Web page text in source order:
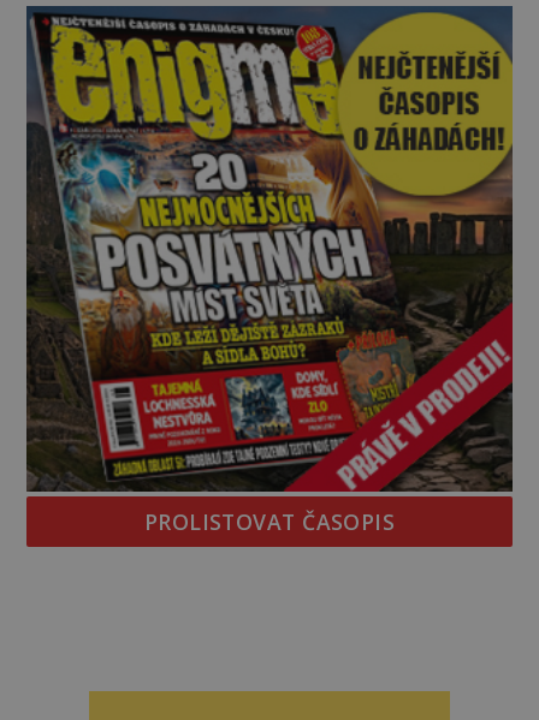
jistotou neví, kdo jej napsal, kdy vznikl ani co
vlastně vypráví. Rohoncský kodex se poprvé
objevuje v roce
PROLISTOVAT ČASOPIS